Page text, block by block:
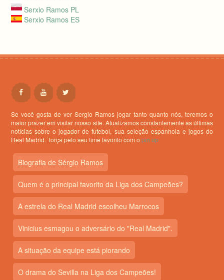
Serxio Ramos PL
Serxio Ramos ES
Se você gosta de ver Sergio Ramos jogar tanto quanto nós, teremos o
maior prazer em visitar nosso site. Atualizamos constantemente as últimas
notícias sobre o jogador de futebol, sua seleção espanhola e jogos do
Real Madrid. Torça pelo seu time favorito com opin up
Biografia de Sérgio Ramos
Quem é o principal favorito da Liga dos Campeões?
A estrela do Real Madrid escolheu Marrocos
Vinicius esmagou o adversário do "Real Madrid".
A situação da equipe está piorando
O drama do Sevilla na Liga dos Campeões!